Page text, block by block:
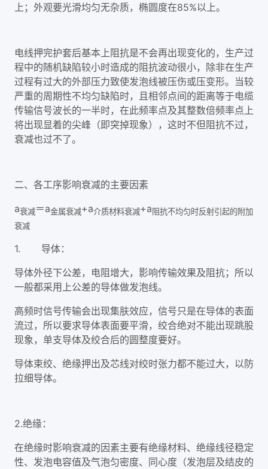
上；外观要光滑均匀无杂质，椭圆度在85%以上。
电线押完护套后基本上阻抗是不会再出现变化的，生产过
程中的随机缺陷较小时造成的阻抗波动很小，除非在生产
过程有过大的外部压力致使发泡线被压伤或压变形。当较
严重的周期性不均匀缺陷时，且相邻点间的距离等于电缆
传输信号波长的一半时，在此频率点及其整数倍频率点上
将出现显着的尖峰（即突掉现象），这时不但阻抗不过，
衰减也过不了。
二、各工序影响衰减的主要因素
a衰减＝a金属衰减+a介质材料衰减+a阻抗不均匀时反射引起的附加
衰减
1. 导体：
导体外径下公差，电阻增大，影响传输效果及阻抗；所以
一般都采用上公差的导体做发泡线。
高频时信号传输会出现集肤效应，信号只是在导体的表面
流过，所以要求导体表面要平滑，绞合绝对不能出现跳股
现象，单支导体及绞合后的圆整度要好。
导体束绞、绝缘押出及芯线对绞时张力都不能过大，以防
拉细导体。
2.绝缘：
在绝缘时影响衰减的因素主要有绝缘材料、绝缘线径稳定
性、发泡电容值及气泡匀密度、同心度（发泡层及结皮的